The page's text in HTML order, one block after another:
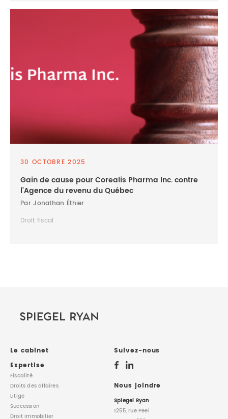
30 OCTOBRE 2025
Gain de cause pour Corealis Pharma Inc. contre
l’Agence du revenu du Québec
Par Jonathan Éthier
Droit fiscal
Le cabinet
Expertise
Fiscalité
Droits des affaires
Litige
Succession
Droit immobilier
Suivez-nous
Nous joindre
Spiegel Ryan
1255, rue Peel